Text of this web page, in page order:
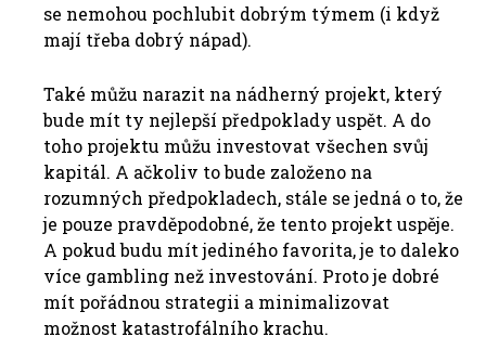
se nemohou pochlubit dobrým týmem (i když
mají třeba dobrý nápad).
Také můžu narazit na nádherný projekt, který
bude mít ty nejlepší předpoklady uspět. A do
toho projektu můžu investovat všechen svůj
kapitál. A ačkoliv to bude založeno na
rozumných předpokladech, stále se jedná o to, že
je pouze pravděpodobné, že tento projekt uspěje.
A pokud budu mít jediného favorita, je to daleko
více gambling než investování. Proto je dobré
mít pořádnou strategii a minimalizovat
možnost katastrofálního krachu.